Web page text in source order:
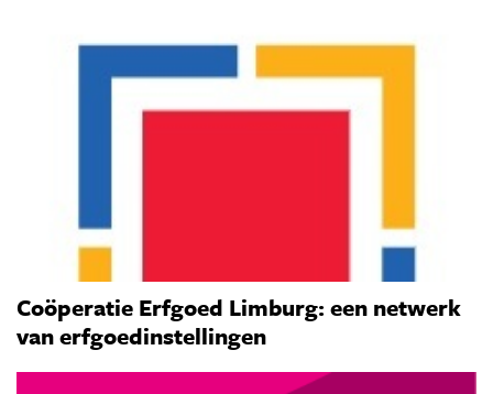
Coöperatie Erfgoed Limburg: een netwerk
van erfgoedinstellingen